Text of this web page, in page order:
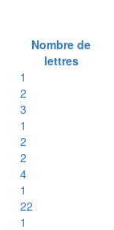
Nombre de
lettres
1
2
3
1
2
2
4
1
22
1